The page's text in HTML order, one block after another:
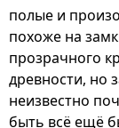
полые и
похоже на
прозрачного
древности, но
неизвестно
быть всё ещё